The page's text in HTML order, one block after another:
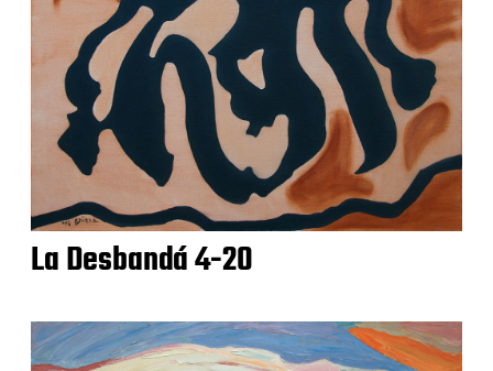
La Desbandá 4-20